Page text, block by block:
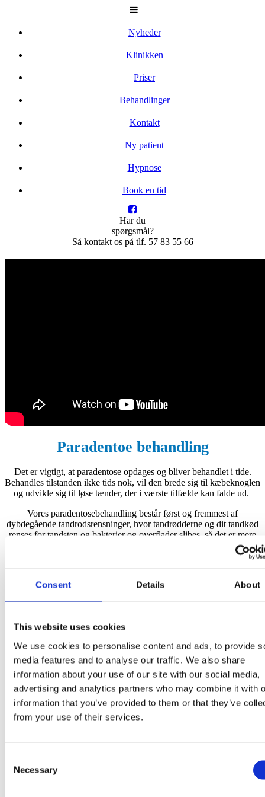
Consent Details About
This website uses cookies
We use cookies to personalise content and ads, to provide
media features and to analyse our traffic. We also share
information about your use of our site with our social media,
advertising and analytics partners who may combine it with
information that you’ve provided to them or that they’ve
from your use of their services.
Selection
Necessary
Nyheder
Klinikken
Priser
Behandlinger
Kontakt
Ny patient
Hypnose
Book en tid
Har du
spørgsmål?
Så kontakt os på tlf. 57 83 55 66
Paradentoe behandling
Det er vigtigt, at paradentose opdages og bliver behandlet i tide.
Behandles tilstanden ikke tids nok, vil den brede sig til kæbeknoglen
og udvikle sig til løse tænder, der i værste tilfælde kan falde ud.
Vores paradentosebehandling består først og fremmest af
dybdegående tandrodsrensninger, hvor tandrødderne og dit tandkød
renses for tandsten og bakterier og overflader slibes, så det er mere
skak.
Hvad er paradentose?
Paradentose – eller parodontitis, som det også hedder – er en
folkesygdom, som rammer ca. 40% af den danske befolkning på et
tidspunkt i deres liv. Især personer over 40 år er særligt udsatte og
mænd og kvinder har lige stor risiko for at udvikle tilstanden.
Derudover er personer med nedsat immunforsvar eller
hormonforstyrrelser – for eksempel gravide – også udsat.
paradentosesymptomerne, hvorfor det er vigtigt ikke at springe